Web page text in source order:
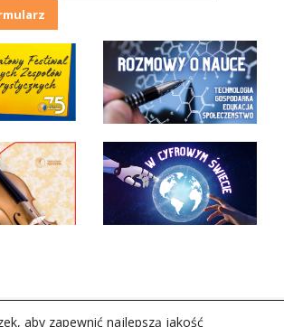
aby zapewnić najlepszą jakość